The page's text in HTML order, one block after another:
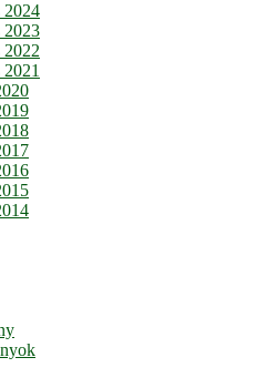
2024
2023
2022
2021